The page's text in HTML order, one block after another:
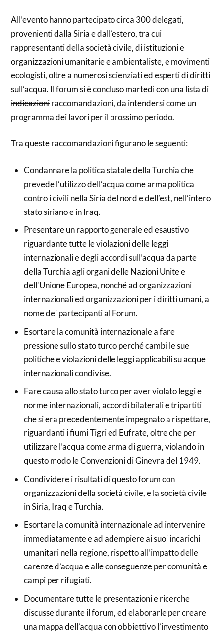
All’evento hanno partecipato circa 300 delegati,
provenienti dalla Siria e dall’estero, tra cui
rappresentanti della società civile, di istituzioni e
organizzazioni umanitarie e ambientaliste, e movimenti
ecologisti, oltre a numerosi scienziati ed esperti di diritti
sull’acqua. Il forum si è concluso martedì con una lista di
indicazioniraccomandazioni, da intendersi come un
programma dei lavori per il prossimo periodo.
Tra queste raccomandazioni figurano le seguenti:
Condannare la politica statale della Turchia che
prevede l’utilizzo dell’acqua come arma politica
contro i civili nella Siria del nord e dell’est, nell’intero
stato siriano e in Iraq.
Presentare un rapporto generale ed esaustivo
riguardante tutte le violazioni delle leggi
internazionali e degli accordi sull’acqua da parte
della Turchia agli organi delle Nazioni Unite e
dell’Unione Europea, nonché ad organizzazioni
internazionali ed organizzazioni per i diritti umani, a
nome dei partecipanti al Forum.
Esortare la comunità internazionale a fare
pressione sullo stato turco perché cambi le sue
politiche e violazioni delle leggi applicabili su acque
internazionali condivise.
Fare causa allo stato turco per aver violato leggi e
norme internazionali, accordi bilaterali e tripartiti
che si era precedentemente impegnato a rispettare,
riguardanti i fiumi Tigri ed Eufrate, oltre che per
utilizzare l’acqua come arma di guerra, violando in
questo modo le Convenzioni di Ginevra del 1949.
Condividere i risultati di questo forum con
organizzazioni della società civile, e la società civile
in Siria, Iraq e Turchia.
Esortare la comunità internazionale ad intervenire
immediatamente e ad adempiere ai suoi incarichi
umanitari nella regione, rispetto all’impatto delle
carenze d’acqua e alle conseguenze per comunità e
campi per rifugiati.
Documentare tutte le presentazioni e ricerche
discusse durante il forum, ed elaborarle per creare
una mappa dell’acqua con obbiettivo l’investimento